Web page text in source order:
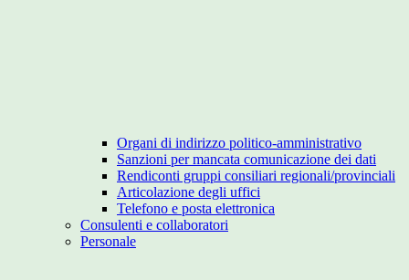
Organi di indirizzo politico-amministrativo
Sanzioni per mancata comunicazione dei dati
Rendiconti gruppi consiliari regionali/provinciali
Articolazione degli uffici
Telefono e posta elettronica
Consulenti e collaboratori
Personale